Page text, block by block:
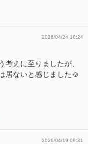
2026/04/24 18:24
考えに至りましたが、
居ないと感じました☺️
2026/04/19 09:31